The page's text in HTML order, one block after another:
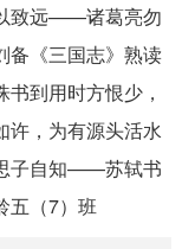
致远——诸葛亮勿
《三国志》熟读
到用时方恨少，
，为有源头活水
子自知——苏轼书
五（7）班